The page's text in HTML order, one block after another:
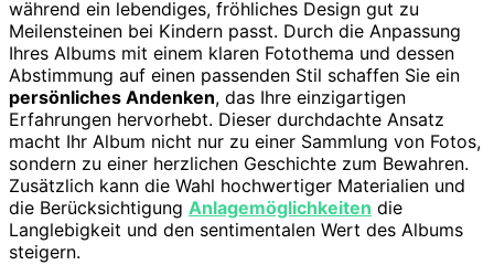
während ein lebendiges, fröhliches Design gut zu
Meilensteinen bei Kindern passt. Durch die Anpassung
Ihres Albums mit einem klaren Fotothema und dessen
Abstimmung auf einen passenden Stil schaffen Sie ein
persönliches Andenken, das Ihre einzigartigen
Erfahrungen hervorhebt. Dieser durchdachte Ansatz
macht Ihr Album nicht nur zu einer Sammlung von Fotos,
sondern zu einer herzlichen Geschichte zum Bewahren.
Zusätzlich kann die Wahl hochwertiger Materialien und
die Berücksichtigung Anlagemöglichkeiten die
Langlebigkeit und den sentimentalen Wert des Albums
steigern.